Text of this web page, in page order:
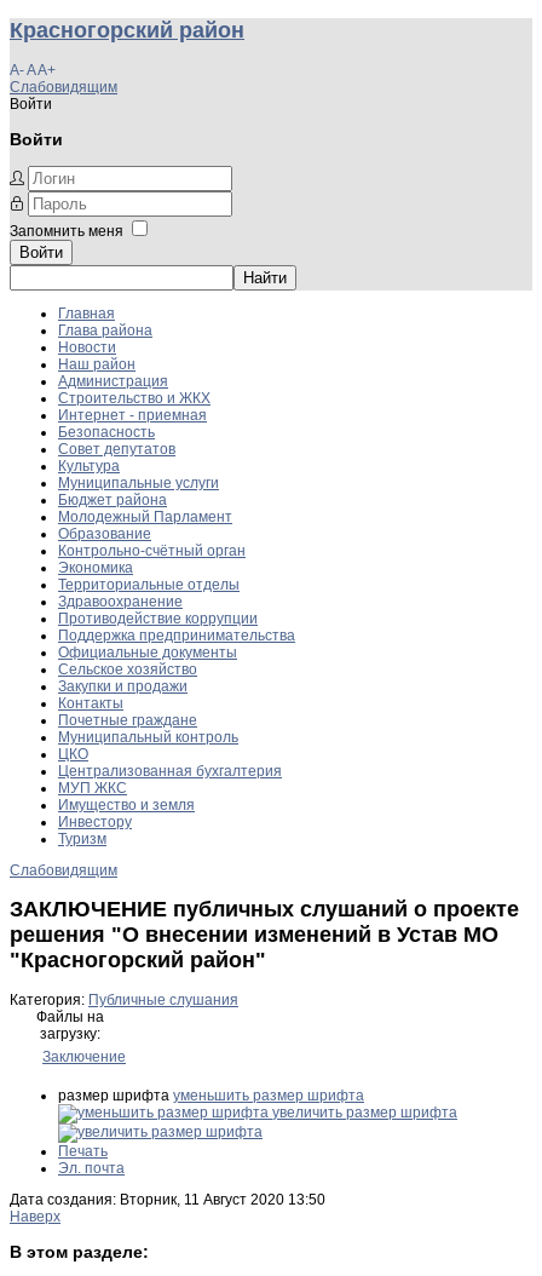
Красногорский район
A-AA+
Слабовидящим
Войти
Войти
Запомнить меня
Войти
Главная
Глава района
Новости
Наш район
Администрация
Строительство и ЖКХ
Интернет - приемная
Безопасность
Совет депутатов
Культура
Муниципальные услуги
Бюджет района
Молодежный Парламент
Образование
Контрольно-счётный орган
Экономика
Территориальные отделы
Здравоохранение
Противодействие коррупции
Поддержка предпринимательства
Официальные документы
Сельское хозяйство
Закупки и продажи
Контакты
Почетные граждане
Муниципальный контроль
ЦКО
Централизованная бухгалтерия
МУП ЖКС
Имущество и земля
Инвестору
Туризм
Слабовидящим
ЗАКЛЮЧЕНИЕ публичных слушаний о проекте
решения "О внесении изменений в Устав МО
"Красногорский район"
Категория: Публичные слушания
Файлы на
загрузку:
Заключение
размер шрифта уменьшить размер шрифта
увеличить размер шрифта
Печать
Эл. почта
Дата создания: Вторник, 11 Август 2020 13:50
Наверх
В этом разделе: